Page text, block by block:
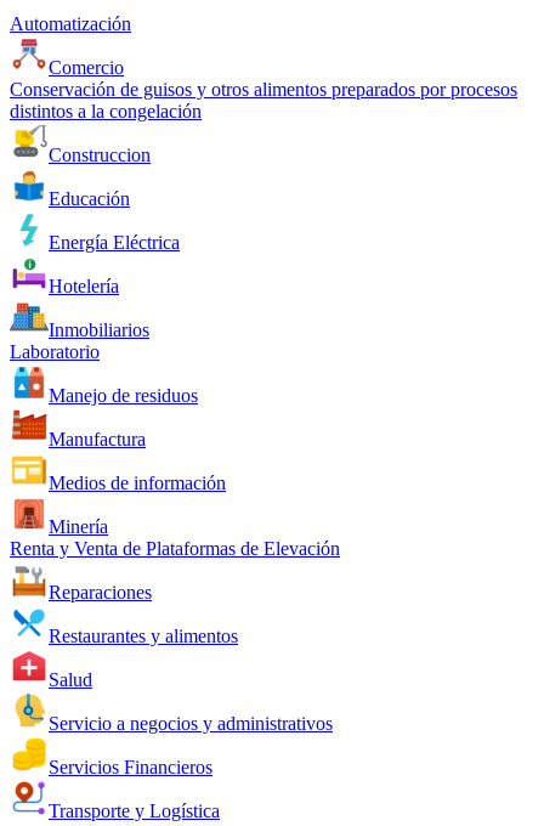
Automatización
Comercio
Conservación de guisos y otros alimentos preparados por procesos
distintos a la congelación
Construccion
Educación
Energía Eléctrica
Hotelería
Inmobiliarios
Laboratorio
Manejo de residuos
Manufactura
Medios de información
Minería
Renta y Venta de Plataformas de Elevación
Reparaciones
Restaurantes y alimentos
Salud
Servicio a negocios y administrativos
Servicios Financieros
Transporte y Logística